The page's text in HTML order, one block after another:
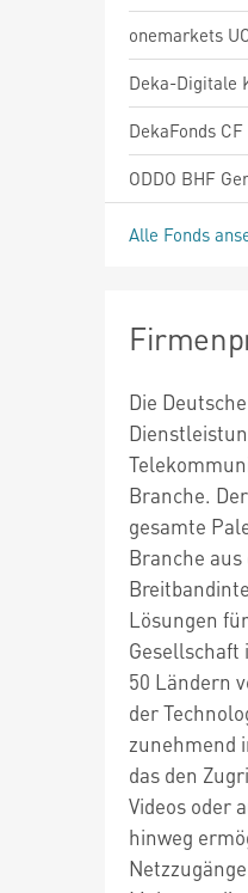
DekaFonds CF
Alle Fonds
Die
Branche.
gesamte
Branche
Lösungen
50 Ländern
der
zunehmend
das den
Videos oder
hinweg